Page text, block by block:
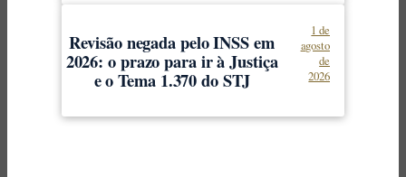
Revisão negada pelo INSS em
2026: o prazo para ir à Justiça
e o Tema 1.370 do STJ
1 de
agosto
de
2026